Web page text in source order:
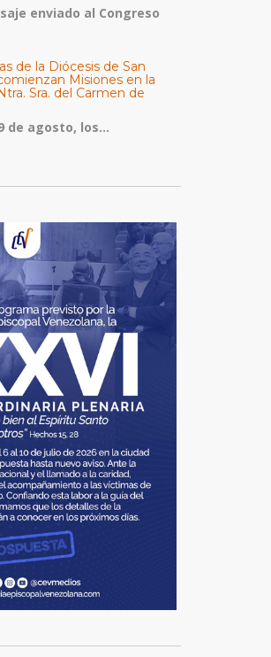
enviado al Congreso
de la Diócesis de San
Misiones en la
Sra. del Carmen de
de agosto, los...